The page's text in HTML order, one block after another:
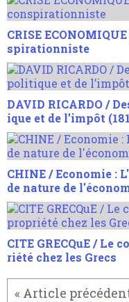
CRISE
spirationniste
DAVID RICARDO /
ique et de l’impôt
CHINE / Economie :
de nature de
CITE GRECQuE / Le
riété chez les Grecs